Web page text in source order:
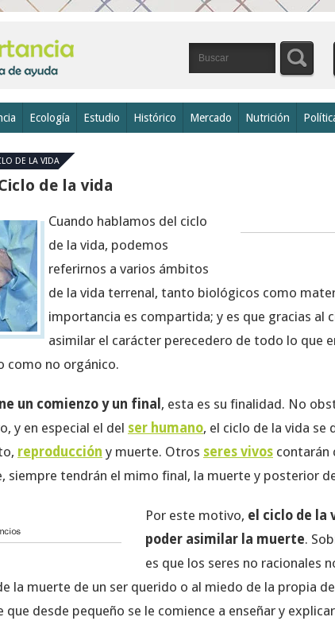
Ecología Estudio Histórico Mercado Nutrición
DE LA VIDA
de la vida
Cuando hablamos del ciclo
de la vida, podemos
referirnos a varios ámbitos
de la vida terrenal, tanto biológicos como
importancia es compartida; y es que gracias al
asimilar el carácter perecedero de todo lo que
como no orgánico.
un comienzo y un final , esta es su finalidad. No
y en especial el del ser humano, el ciclo de la vida se
reproducción y muerte. Otros seres vivos contarán
siempre tendrán el mimo final, la muerte y posterior
Por este motivo, el ciclo de la
poder asimilar la muerte.
es que los seres no racionales
la muerte de un ser querido o al miedo de la propia
desde pequeño se le comience a enseñar y